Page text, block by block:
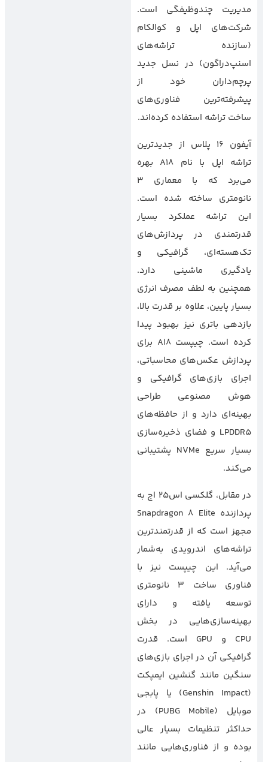
مدیریت چندوظیفگی است.
شرکت‌های اپل و کوالکام
(سازنده تراشه‌های
اسنپ‌دراگون) در نسل جدید
پرچم‌داران خود از
پیشرفته‌ترین فناوری‌های
ساخت تراشه استفاده کرده‌اند.
آیفون 16 پلاس از جدیدترین
تراشه اپل با نام A18 بهره
می‌برد که با معماری 3
نانومتری ساخته شده است.
این تراشه عملکرد بسیار
قدرتمندی در پردازش‌های
تک‌هسته‌ای، گرافیکی و
یادگیری ماشینی دارد.
همچنین به لطف مصرف انرژی
بسیار پایین، علاوه بر قدرت بالا،
بازدهی باتری نیز بهبود پیدا
کرده است. چیپست A18 برای
پردازش عکس‌های محاسباتی،
اجرای بازی‌های گرافیکی و
هوش مصنوعی طراحی
بهینه‌ای دارد و از حافظه‌های
LPDDR5 و فضای ذخیره‌سازی
بسیار سریع NVMe پشتیبانی
می‌کند.
در مقابل، گلکسی اس25 اج به
پردازنده Snapdragon 8 Elite
مجهز است که از قدرتمندترین
تراشه‌های اندرویدی به‌شمار
می‌آید. این چیپست نیز با
فناوری ساخت 3 نانومتری
توسعه یافته و دارای
بهینه‌سازی‌هایی در بخش
CPU و GPU است. قدرت
گرافیکی آن در اجرای بازی‌های
سنگین مانند گنشین ایمپکت
(Genshin Impact) یا پابجی
موبایل (PUBG Mobile) در
حداکثر تنظیمات بسیار عالی
بوده و از فناوری‌هایی مانند